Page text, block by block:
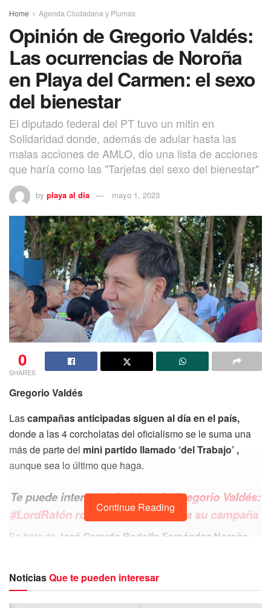
Home Agenda Ciudadana y Plumas
Opinión de Gregorio Valdés:
Las ocurrencias de Noroña
en Playa del Carmen: el sexo
del bienestar
El diputado federal del PT tuvo un mitin en
Solidaridad donde, además de adular hasta las
malas acciones de AMLO, dio una lista de acciones
que haría como las "Tarjetas del sexo del bienestar"
by playa al dia mayo 1, 2023
0
SHARES
Gregorio Valdés
Lascampañas anticipadas siguen al día en el país,
donde a las 4 corcholatas del oficialismo se le suma una
más de parte del mini partido llamado ‘del Trabajo’ ,
aunque sea lo último que haga.
Te puede interesarOpinión de Gregorio Valdés:
#LordRatón roba las propinas para su campaña
Se trata de José Gerardo Rodolfo Fernández Noroña
Salinas de Gortari.
Continue Reading
NoticiasQue te pueden interesar